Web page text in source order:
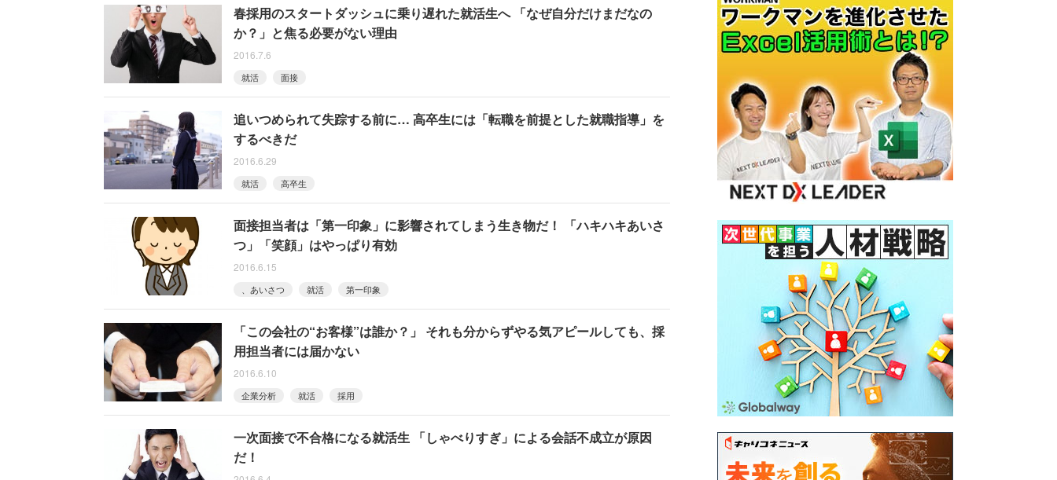
春採用のスタートダッシュに乗り遅れた就活生へ 「なぜ自分だけまだなの
か？」と焦る必要がない理由
2016.7.6
就活 面接
追いつめられて失踪する前に… 高卒生には「転職を前提とした就職指導」を
するべきだ
2016.6.29
就活 高卒生
面接担当者は「第一印象」に影響されてしまう生き物だ！ 「ハキハキあいさ
つ」「笑顔」はやっぱり有効
2016.6.15
、あいさつ 就活 第一印象
「この会社の“お客様”は誰か？」 それも分からずやる気アピールしても、採
用担当者には届かない
2016.6.10
企業分析 就活 採用
一次面接で不合格になる就活生 「しゃべりすぎ」による会話不成立が原因
だ！